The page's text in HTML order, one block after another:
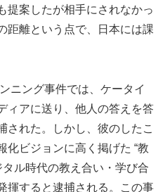
提案したが相手にされなかっ
距離という点で、日本には課
ニング事件では、ケータイ
ィアに送り、他人の答えを答
された。しかし、彼のしたこ
化ビジョンに高く掲げた “教
ル時代の教え合い・学び合
揮すると逮捕される。この事